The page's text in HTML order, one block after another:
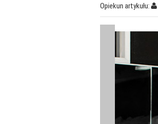
Opiekun artykułu: